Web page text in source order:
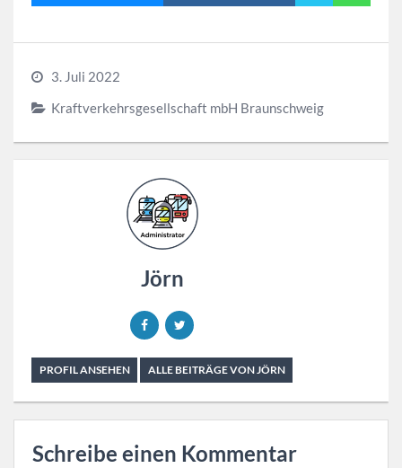
3. Juli 2022
Kraftverkehrsgesellschaft mbH Braunschweig
Jörn
PROFIL ANSEHEN ALLE BEITRÄGE VON JÖRN
Schreibe einen Kommentar